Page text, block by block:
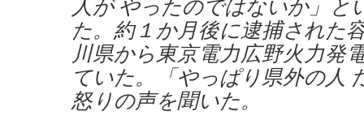
人が やったのではないか」と
た。約１か月後に逮捕された
川県から東京電力広野火力発
ていた。「やっぱり県外の人
怒りの声を聞いた。